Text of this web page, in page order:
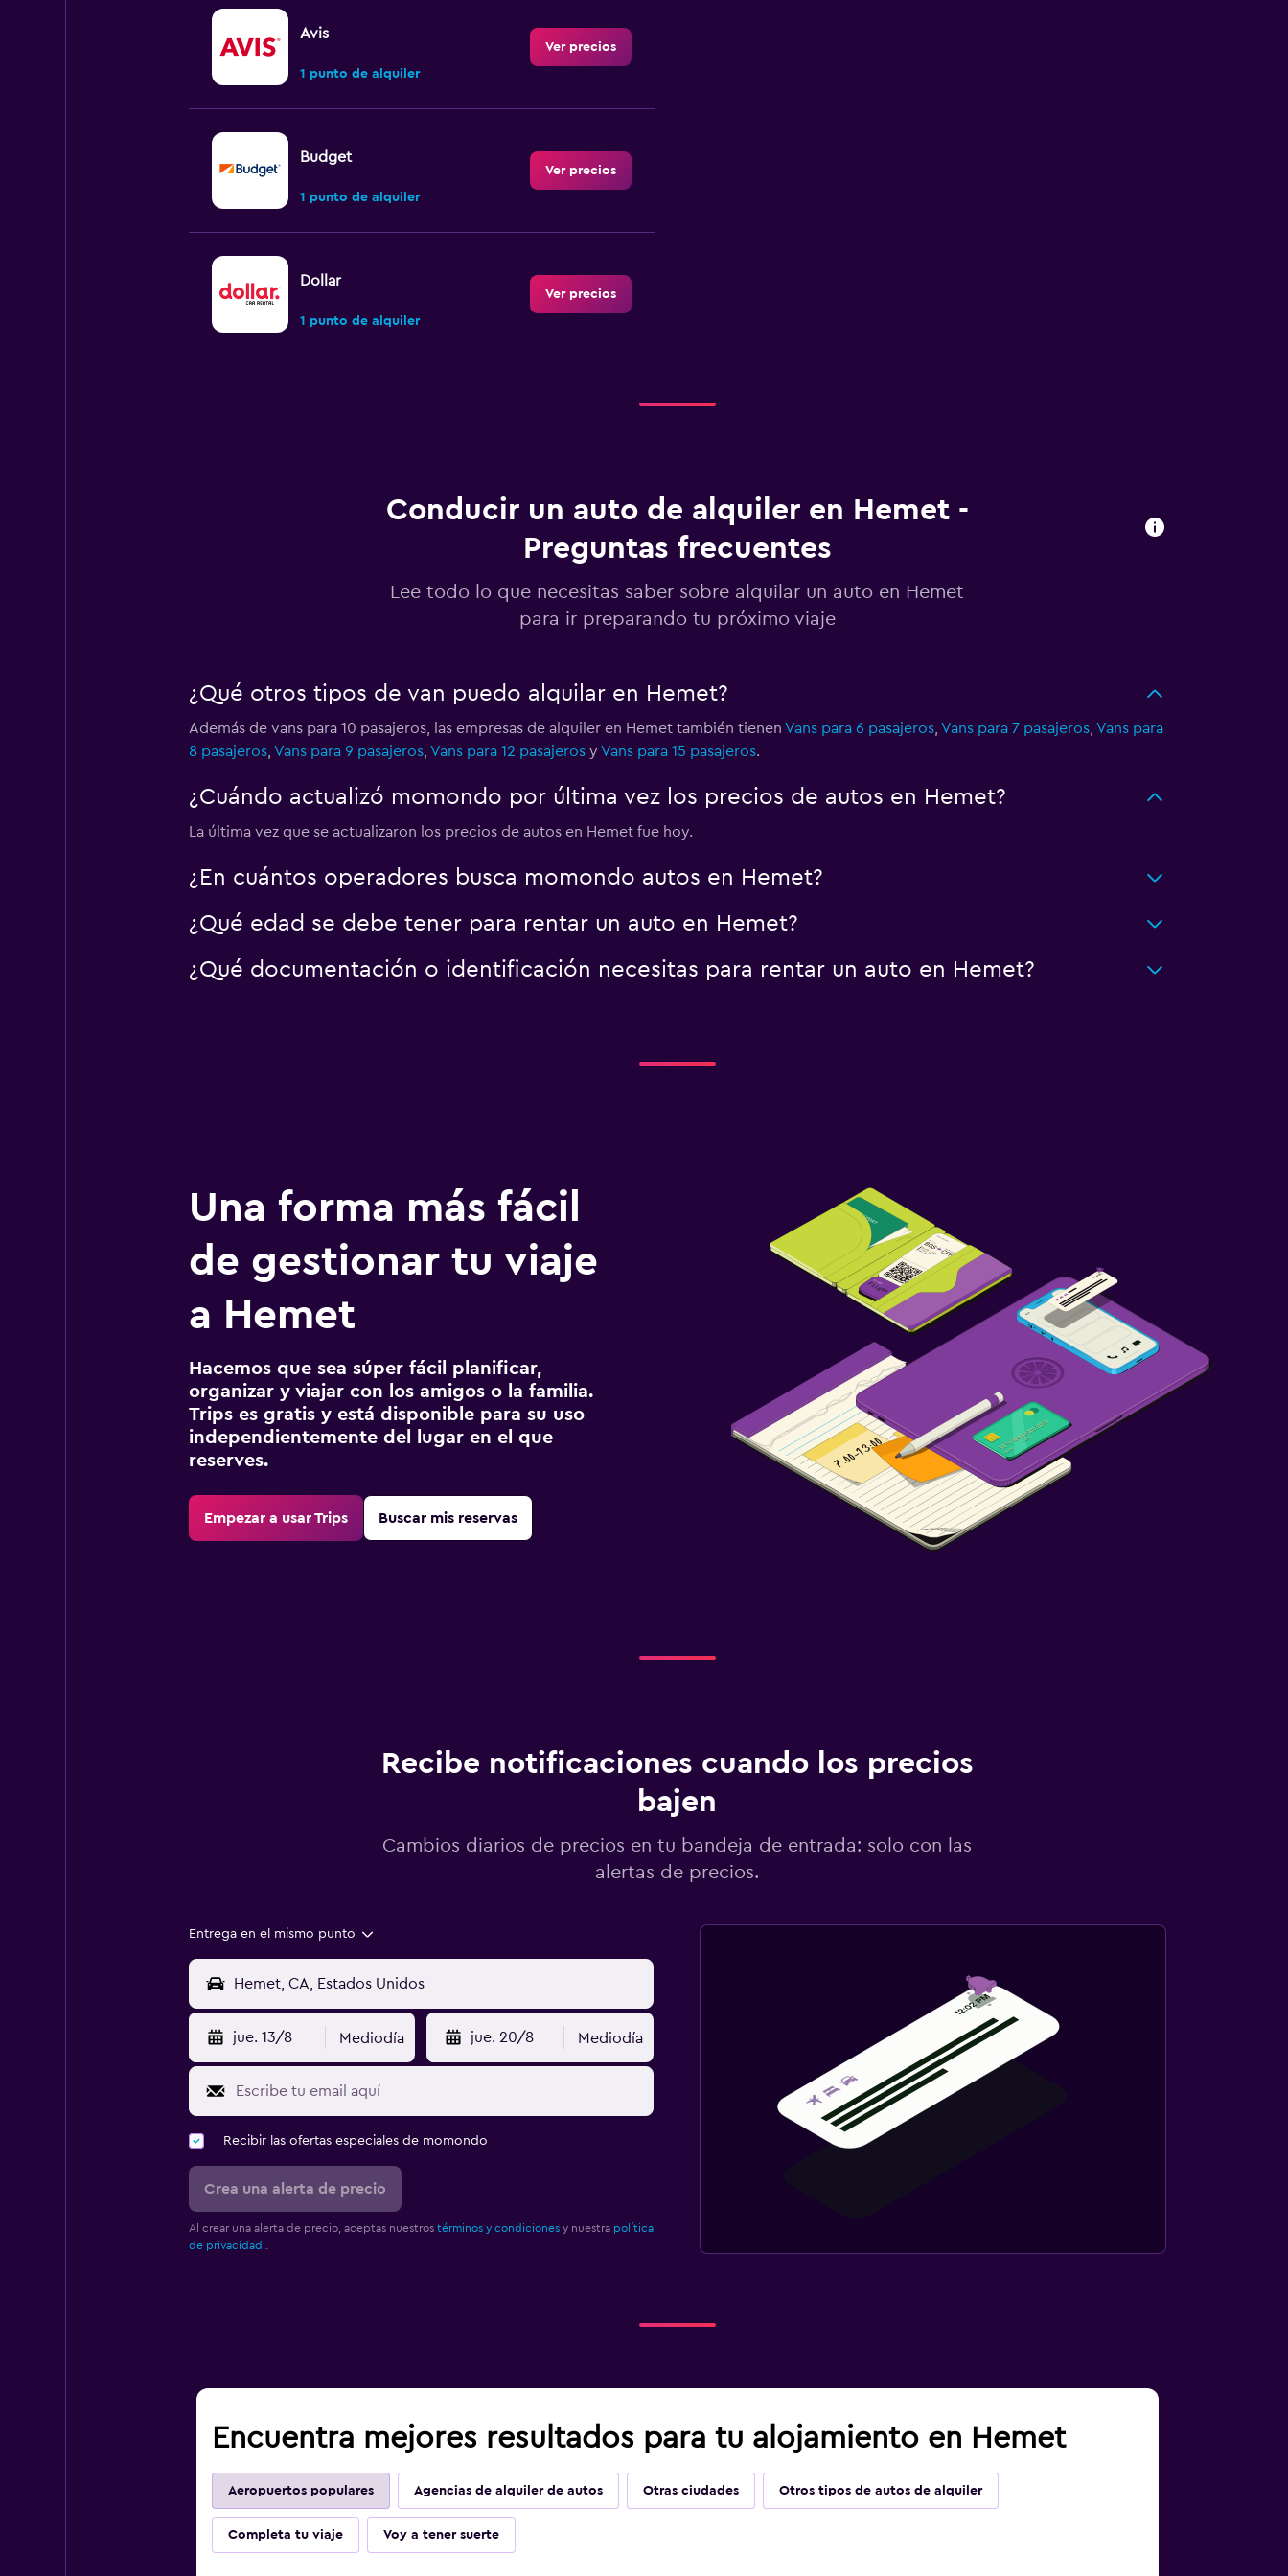
Avis
1 punto de alquiler
Ver precios
Budget
1 punto de alquiler
Ver precios
Dollar
1 punto de alquiler
Ver precios
Ver precios
Conducir un auto de alquiler en Hemet -
Preguntas frecuentes
Lee todo lo que necesitas saber sobre alquilar un auto en Hemet
para ir preparando tu próximo viaje
¿Qué otros tipos de van puedo alquilar en Hemet?
Además de vans para 10 pasajeros, las empresas de alquiler en Hemet también tienen Vans para 6 pasajeros, Vans para 7 pasajeros, Vans para
8 pasajeros, Vans para 9 pasajeros, Vans para 12 pasajerosy Vans para 15 pasajeros.
¿Cuándo actualizó momondo por última vez los precios de autos en Hemet?
La última vez que se actualizaron los precios de autos en Hemet fue hoy.
¿En cuántos operadores busca momondo autos en Hemet?
¿Qué edad se debe tener para rentar un auto en Hemet?
¿Qué documentación o identificación necesitas para rentar un auto en Hemet?
Una forma más fácil
de gestionar tu viaje
a Hemet
Hacemos que sea súper fácil planificar,
organizar y viajar con los amigos o la familia.
Trips es gratis y está disponible para su uso
independientemente del lugar en el que
reserves.
Empezar a usar Trips Buscar mis reservas
Recibe notificaciones cuando los precios
bajen
Cambios diarios de precios en tu bandeja de entrada: solo con las
alertas de precios.
Entrega en el mismo punto
jue. 13/8 Mediodía jue. 20/8 Mediodía
Recibir las ofertas especiales de momondo
Crea una alerta de precio
Al crear una alerta de precio, aceptas nuestros términos y condicionesy nuestra política
de privacidad.
Encuentra mejores resultados para tu alojamiento en Hemet
Aeropuertos populares Agencias de alquiler de autos Otras ciudades Otros tipos de autos de alquiler
Completa tu viaje Voy a tener suerte